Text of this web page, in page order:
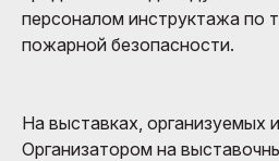
персоналом инструктажа по
пожарной безопасности.
На выставках, организуемых
Организатором на